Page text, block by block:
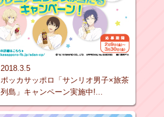
2018.3.5
ポッカサッポロ「サンリオ男子×旅茶
列島」キャンペーン実施中!...